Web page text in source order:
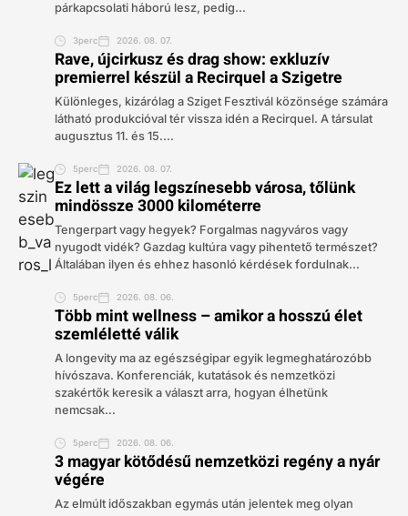
párkapcsolati háború lesz, pedig...
3perc 2026. 08. 07.
Rave, újcirkusz és drag show: exkluzív
premierrel készül a Recirquel a Szigetre
Különleges, kizárólag a Sziget Fesztivál közönsége számára
látható produkcióval tér vissza idén a Recirquel. A társulat
augusztus 11. és 15....
5perc 2026. 08. 07.
Ez lett a világ legszínesebb városa, tőlünk
mindössze 3000 kilométerre
Tengerpart vagy hegyek? Forgalmas nagyváros vagy
nyugodt vidék? Gazdag kultúra vagy pihentető természet?
Általában ilyen és ehhez hasonló kérdések fordulnak...
5perc 2026. 08. 06.
Több mint wellness – amikor a hosszú élet
szemléletté válik
A longevity ma az egészségipar egyik legmeghatározóbb
hívószava. Konferenciák, kutatások és nemzetközi
szakértők keresik a választ arra, hogyan élhetünk
nemcsak...
5perc 2026. 08. 06.
3 magyar kötődésű nemzetközi regény a nyár
végére
Az elmúlt időszakban egymás után jelentek meg olyan